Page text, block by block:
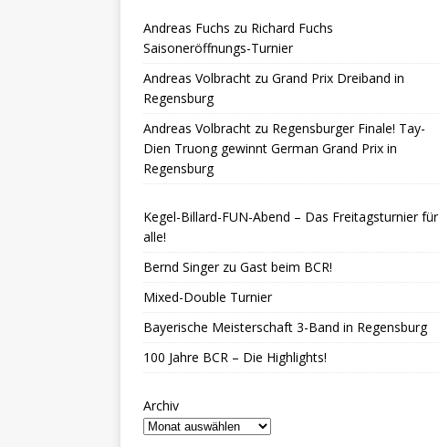
Andreas Fuchs zu Richard Fuchs
Saisoneröffnungs-Turnier
Andreas Volbracht zu Grand Prix Dreiband in
Regensburg
Andreas Volbracht zu Regensburger Finale! Tay-
Dien Truong gewinnt German Grand Prix in
Regensburg
Kegel-Billard-FUN-Abend – Das Freitagsturnier für
alle!
Bernd Singer zu Gast beim BCR!
Mixed-Double Turnier
Bayerische Meisterschaft 3-Band in Regensburg
100 Jahre BCR – Die Highlights!
Archiv